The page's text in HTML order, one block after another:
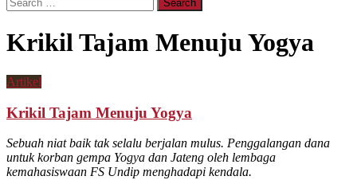
for:
Krikil Tajam Menuju Yogya
Artikel
Krikil Tajam Menuju Yogya
Sebuah niat baik tak selalu berjalan mulus. Penggalangan dana
untuk korban gempa Yogya dan Jateng oleh lembaga
kemahasiswaan FS Undip menghadapi kendala.